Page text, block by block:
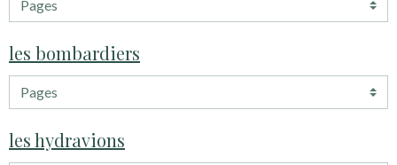
les bombardiers
les hydravions